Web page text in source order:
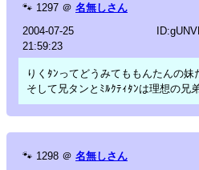
🐾 1297 ＠ 名無しさん
2004-07-25
21:59:23
りくﾀﾝってどうみてももんたんの妹
そして兄タンとﾐﾙｸﾃｨﾀﾝは理想の兄
🐾 1298 ＠ 名無しさん